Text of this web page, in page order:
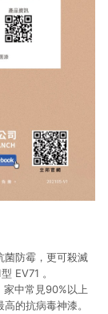
菌防霉，更可殺滅
EV71 。
家中常見90%以上
的抗病毒神漆。